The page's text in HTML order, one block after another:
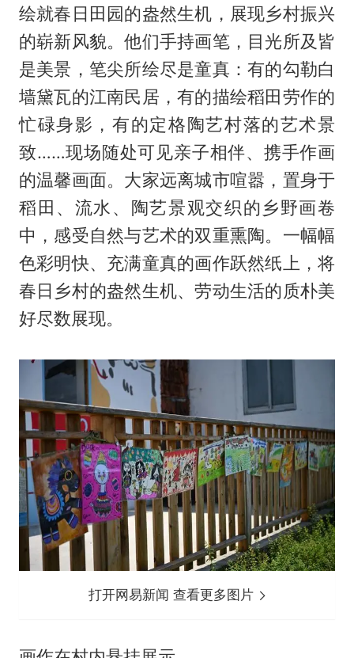
绘就春日田园的盎然生机，展现乡村振兴
的崭新风貌。他们手持画笔，目光所及皆
是美景，笔尖所绘尽是童真：有的勾勒白
墙黛瓦的江南民居，有的描绘稻田劳作的
忙碌身影，有的定格陶艺村落的艺术景
致……现场随处可见亲子相伴、携手作画
的温馨画面。大家远离城市喧嚣，置身于
稻田、流水、陶艺景观交织的乡野画卷
中，感受自然与艺术的双重熏陶。一幅幅
色彩明快、充满童真的画作跃然纸上，将
春日乡村的盎然生机、劳动生活的质朴美
好尽数展现。
打开网易新闻 查看更多图片